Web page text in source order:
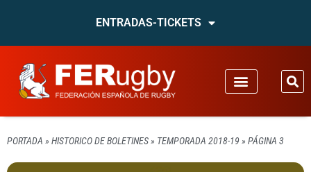
ENTRADAS-TICKETS
PORTADA » HISTORICO DE BOLETINES» TEMPORADA 2018-19 » PÁGINA 3